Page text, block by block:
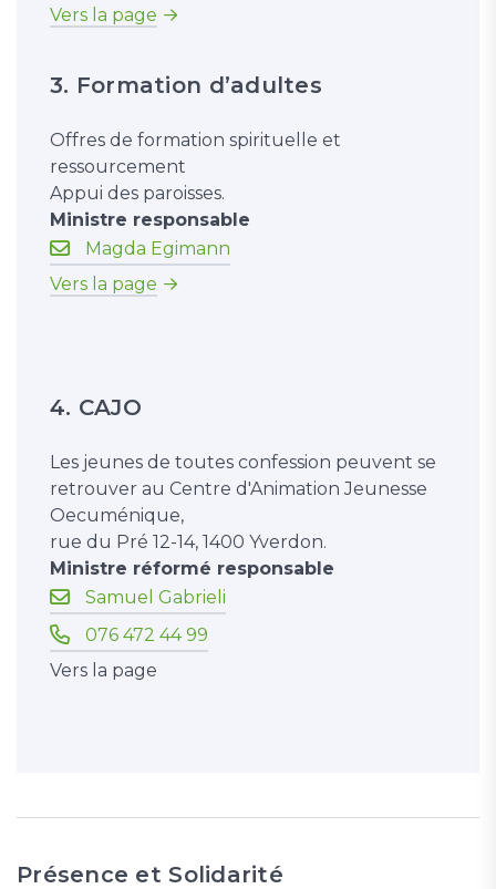
Vers la page
3. Formation d’adultes
Offres de formation spirituelle et
ressourcement
Appui des paroisses.
Ministre responsable
Magda Egimann
Vers la page
4. CAJO
Les jeunes de toutes confession peuvent se
retrouver au Centre d'Animation Jeunesse
Oecuménique,
rue du Pré 12-14, 1400 Yverdon.
Ministre réformé responsable
Samuel Gabrieli
076 472 44 99
Vers la page
Présence et Solidarité